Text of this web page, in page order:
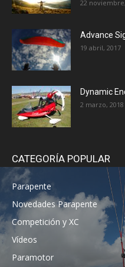
22
Advance
19 abril, 2017
Dynamic
2 marzo, 2018
CATEGORÍA POPULAR
Parapente
Novedades Parapente
Competición y XC
Vídeos
Paramotor